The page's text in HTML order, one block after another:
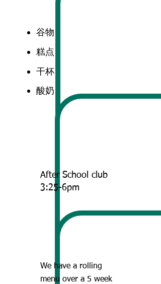
谷物
糕点
干杯
酸奶
After School c lub
3:25-6pm
We have a rolling
menu over a 5 week